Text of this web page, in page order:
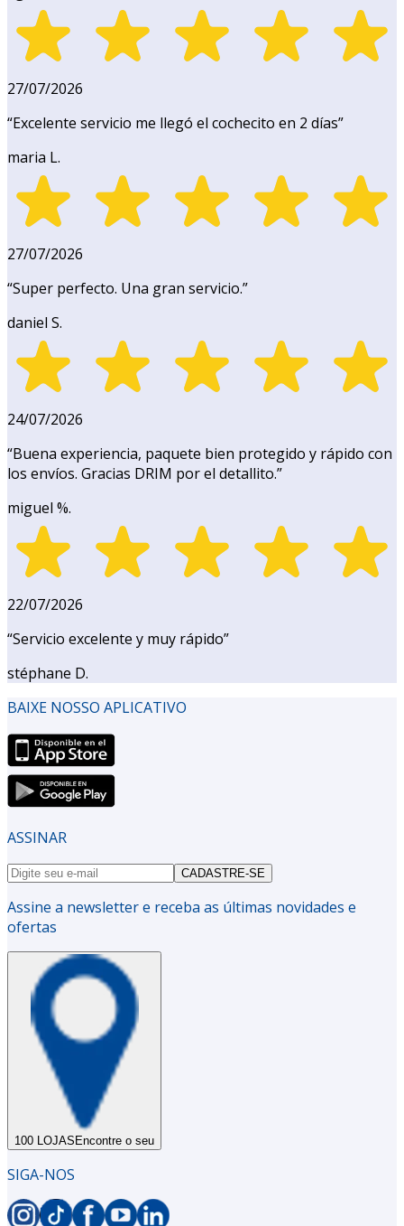
27/07/2026
“Excelente servicio me llegó el cochecito en 2 días”
maria L.
27/07/2026
“Super perfecto. Una gran servicio.”
daniel S.
24/07/2026
“Buena experiencia, paquete bien protegido y rápido con
los envíos. Gracias DRIM por el detallito.”
miguel %.
22/07/2026
“Servicio excelente y muy rápido”
stéphane D.
BAIXE NOSSO APLICATIVO
ASSINAR
CADASTRE-SE
Assine a newsletter e receba as últimas novidades e
ofertas
100 LOJASEncontre o seu
SIGA-NOS